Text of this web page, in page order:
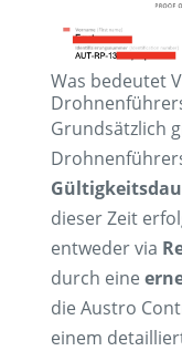
Was bedeutet
Grundsätzlich
dieser Zeit
entweder via
durch eine
die Austro
einem